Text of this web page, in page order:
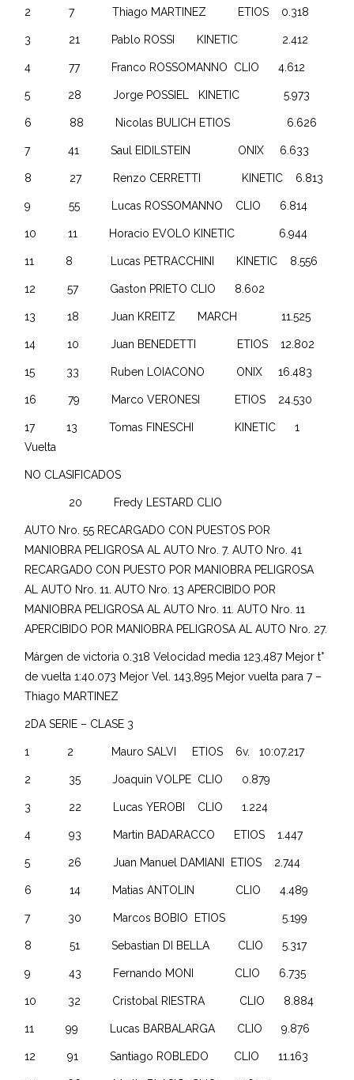
2 7 Thiago MARTINEZ ETIOS 0.318
3 21 Pablo ROSSI KINETIC 2.412
4 77 Franco ROSSOMANNO CLIO 4.612
5 28 Jorge POSSIEL KINETIC 5.973
6 88 Nicolas BULICH ETIOS 6.626
7 41 Saul EIDILSTEIN ONIX 6.633
8 27 Renzo CERRETTI KINETIC 6.813
9 55 Lucas ROSSOMANNO CLIO 6.814
10 11 Horacio EVOLO KINETIC 6.944
11 8 Lucas PETRACCHINI KINETIC 8.556
12 57 Gaston PRIETO CLIO 8.602
13 18 Juan KREITZ MARCH 11.525
14 10 Juan BENEDETTI ETIOS 12.802
15 33 Ruben LOIACONO ONIX 16.483
16 79 Marco VERONESI ETIOS 24.530
17 13 Tomas FINESCHI KINETIC 1
Vuelta
NO CLASIFICADOS
20 Fredy LESTARD CLIO
AUTO Nro. 55 RECARGADO CON PUESTOS POR
MANIOBRA PELIGROSA AL AUTO Nro. 7. AUTO Nro. 41
RECARGADO CON PUESTO POR MANIOBRA PELIGROSA
AL AUTO Nro. 11. AUTO Nro. 13 APERCIBIDO POR
MANIOBRA PELIGROSA AL AUTO Nro. 11. AUTO Nro. 11
APERCIBIDO POR MANIOBRA PELIGROSA AL AUTO Nro. 27.
Márgen de victoria 0.318 Velocidad media 123,487 Mejor t°
de vuelta 1:40.073 Mejor Vel. 143,895 Mejor vuelta para 7 –
Thiago MARTINEZ
2DA SERIE – CLASE 3
1 2 Mauro SALVI ETIOS 6v. 10:07.217
2 35 Joaquin VOLPE CLIO 0.879
3 22 Lucas YEROBI CLIO 1.224
4 93 Martin BADARACCO ETIOS 1.447
5 26 Juan Manuel DAMIANI ETIOS 2.744
6 14 Matias ANTOLIN CLIO 4.489
7 30 Marcos BOBIO ETIOS 5.199
8 51 Sebastian DI BELLA CLIO 5.317
9 43 Fernando MONI CLIO 6.735
10 32 Cristobal RIESTRA CLIO 8.884
11 99 Lucas BARBALARGA CLIO 9.876
12 91 Santiago ROBLEDO CLIO 11.163